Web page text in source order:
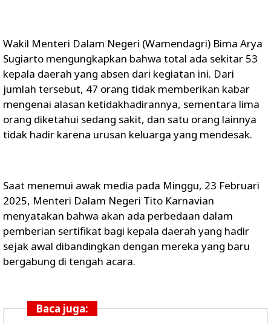
Wakil Menteri Dalam Negeri (Wamendagri) Bima Arya
Sugiarto mengungkapkan bahwa total ada sekitar 53
kepala daerah yang absen dari kegiatan ini. Dari
jumlah tersebut, 47 orang tidak memberikan kabar
mengenai alasan ketidakhadirannya, sementara lima
orang diketahui sedang sakit, dan satu orang lainnya
tidak hadir karena urusan keluarga yang mendesak.
Saat menemui awak media pada Minggu, 23 Februari
2025, Menteri Dalam Negeri Tito Karnavian
menyatakan bahwa akan ada perbedaan dalam
pemberian sertifikat bagi kepala daerah yang hadir
sejak awal dibandingkan dengan mereka yang baru
bergabung di tengah acara.
Baca juga: